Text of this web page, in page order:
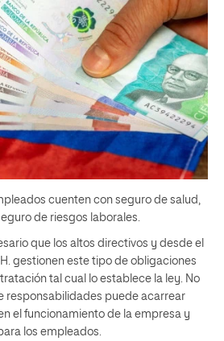
cuenten con seguro de salud,
de riesgos laborales.
que los altos directivos y desde el
gestionen este tipo de obligaciones
tal cual lo establece la ley. No
responsabilidades puede acarrear
el funcionamiento de la empresa y
los empleados.